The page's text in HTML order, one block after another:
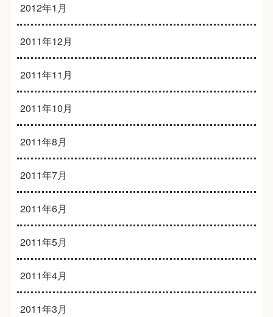
2012年1月
2011年12月
2011年11月
2011年10月
2011年8月
2011年7月
2011年6月
2011年5月
2011年4月
2011年3月